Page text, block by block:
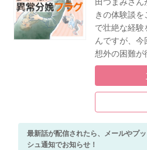
きの体験談
で壮絶な経験
んですが、
想外の困難
最新話が配信されたら、メールやプッ
シュ通知でお知らせ！